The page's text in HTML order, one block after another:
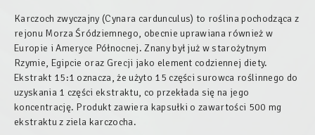
Karczoch zwyczajny (Cynara cardunculus) to roślina pochodząca z
rejonu Morza Śródziemnego, obecnie uprawiana również w
Europie i Ameryce Północnej. Znany był już w starożytnym
Rzymie, Egipcie oraz Grecji jako element codziennej diety.
Ekstrakt 15:1 oznacza, że użyto 15 części surowca roślinnego do
uzyskania 1 części ekstraktu, co przekłada się na jego
koncentrację. Produkt zawiera kapsułki o zawartości 500 mg
ekstraktu z ziela karczocha.